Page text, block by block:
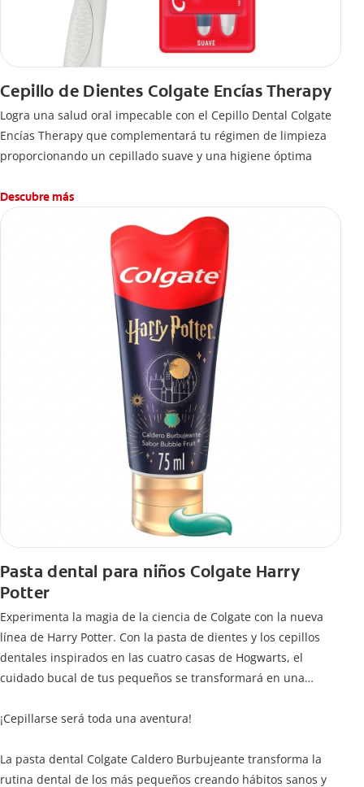
Cepillo de Dientes Colgate Encías Therapy
Logra una salud oral impecable con el Cepillo Dental Colgate
Encías Therapy que complementará tu régimen de limpieza
proporcionando un cepillado suave y una higiene óptima
Descubre más
Pasta dental para niños Colgate Harry
Potter
Experimenta la magia de la ciencia de Colgate con la nueva
línea de Harry Potter. Con la pasta de dientes y los cepillos
dentales inspirados en las cuatro casas de Hogwarts, el
cuidado bucal de tus pequeños se transformará en una
¡Cepillarse será toda una aventura!
La pasta dental Colgate Caldero Burbujeante transforma la
rutina dental de los más pequeños creando hábitos sanos y